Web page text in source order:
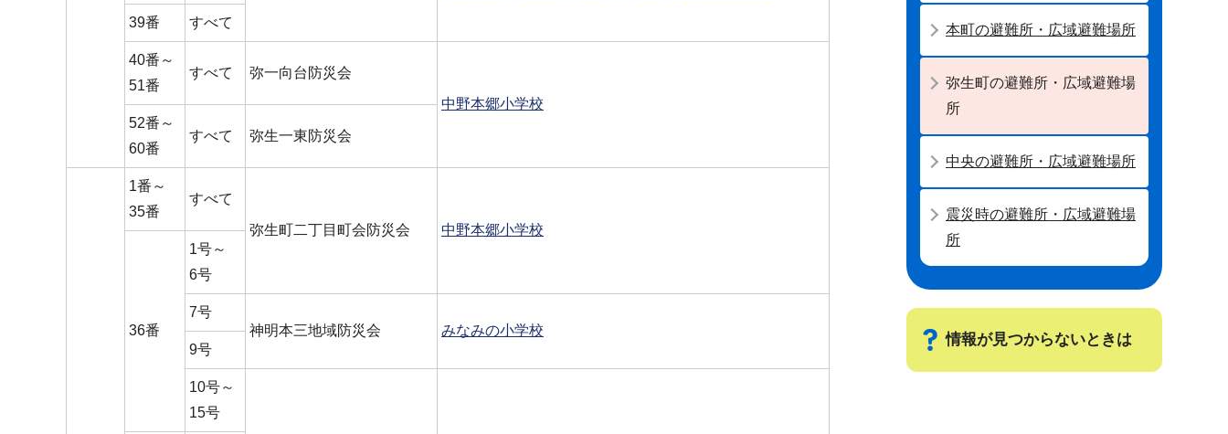
39番 すべて
40番～
51番
すべて
弥一向台防災会
中野本郷小学校
52番～
60番
すべて 弥生一東防災会
1番～
35番
すべて
弥生町二丁目町会防災会
中野本郷小学校
36番
1号～
6号
7号
神明本三地域防災会
みなみの小学校
9号
10号～
15号
本町の避難所・広域避難場所
弥生町の避難所・広域避難場
所
中央の避難所・広域避難場所
震災時の避難所・広域避難場
所
情報が見つからないときは